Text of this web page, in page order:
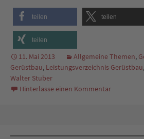
teilen teilen
teilen
11. Mai 2013 Allgemeine Themen,
Gerüstbau, Leistungsverzeichnis Gerüstbau,
Walter Stuber
Hinterlasse einen Kommentar